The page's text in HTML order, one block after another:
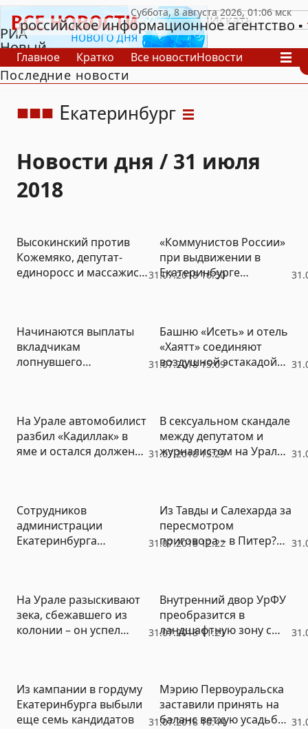
РИА
Новый
День
российское информационное агентство
Главное Кратко Все новостиНовости
В России
В мире
Последние новости
Екатеринбург
Новости дня / 31 июля
2018
31.07.2018 16:50
Высокинский против
Кожемяко, депутат-
единоросс и массажист
кандидатов в мэры
Екатеринбурга
«Коммунистов России»
при выдвижении в
Екатеринбурге
31.07.2018 15:09
Начинаются выплаты
вкладчикам
лопнувшего
Башню «Исеть» и отель
«Хаятт» соединяют
воздушной эстакадой
31.07.2018 13:29
На Урале автомобилист
разбил «Кадиллак» в
яме и остался должен
В сексуальном скандале
между депутатом и
журналистом на Урале –
31.07.2018 12:22
Сотрудников
администрации
Екатеринбурга
Из Тавды и Салехарда за
пересмотром
приговора – в Питер?
31.07.2018 11:21
На Урале разыскивают
зека, сбежавшего из
колонии – он успел
Внутренний двор УрФУ
преобразится в
ландшафтную зону с
31.07.2018 10:44
Из кампании в гордуму
Екатеринбурга выбыли
еще семь кандидатов
Мэрию Первоуральска
заставили принять на
баланс ветхую усадьбу